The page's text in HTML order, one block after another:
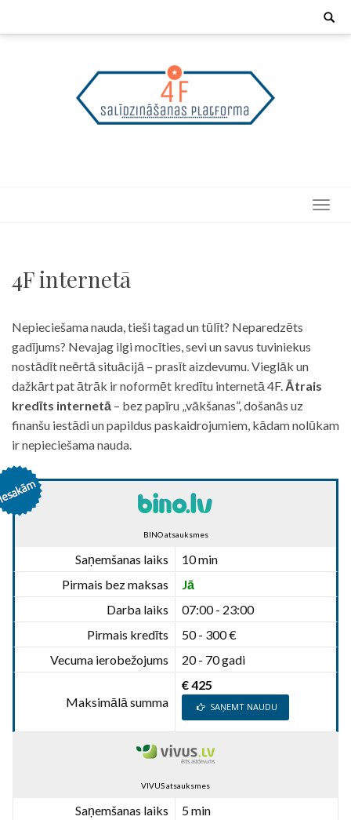
Search
4F internetā
Nepieciešama nauda, tieši tagad un tūlīt? Neparedzēts
gadījums? Nevajag ilgi mocīties, sevi un savus tuviniekus
nostādīt neērtā situācijā – prasīt aizdevumu. Vieglāk un
dažkārt pat ātrāk ir noformēt kredītu internetā 4F. Ātrais
kredīts internetā – bez papīru „vākšanas”, došanās uz
finanšu iestādi un papildus paskaidrojumiem, kādam nolūkam
ir nepieciešama nauda.
BINO atsauksmes
Saņemšanas laiks
10 min
Pirmais bez maksas
Jā
Darba laiks
07:00 - 23:00
Pirmais kredīts
50 - 300 €
Vecuma ierobežojums
20 - 70 gadi
Maksimālā summa
€ 425
SAŅEMT NAUDU
VIVUS atsauksmes
Saņemšanas laiks
5 min